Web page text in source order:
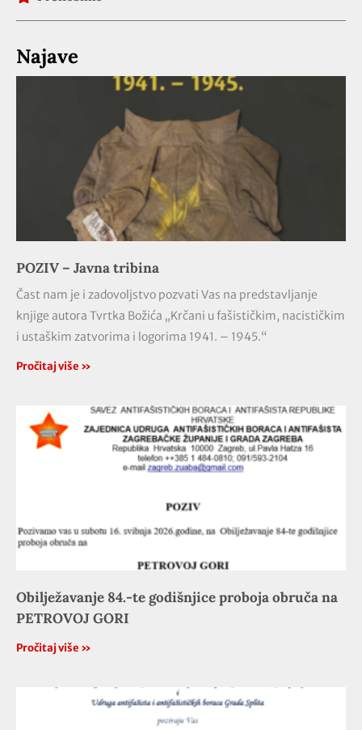
Najave
POZIV – Javna tribina
Čast nam je i zadovoljstvo pozvati Vas na predstavljanje
knjige autora Tvrtka Božića „Krčani u fašističkim, nacističkim
i ustaškim zatvorima i logorima 1941. – 1945.“
Pročitaj više »
Obilježavanje 84.-te godišnjice proboja obruča na
PETROVOJ GORI
Pročitaj više »